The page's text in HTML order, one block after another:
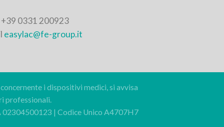
+39 0331 200923
easylac@fe-group.it
i dispositivi medici, si avvisa
professionali.
02304500123 | Codice Unico A4707H7